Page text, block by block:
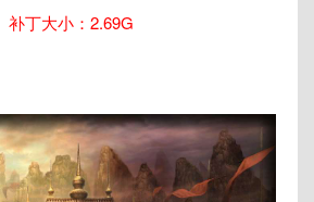
补丁大小：2.69G